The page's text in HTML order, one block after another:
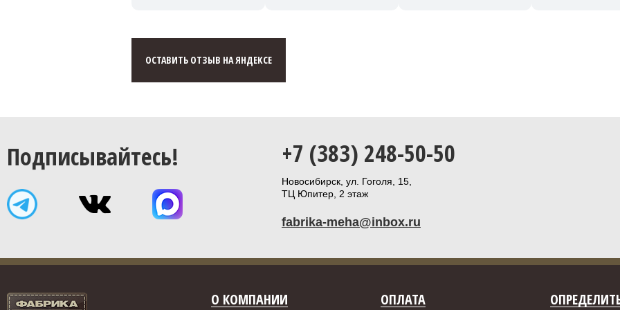
ОСТАВИТЬ ОТЗЫВ НА ЯНДЕКСЕ
Подписывайтесь! +7 (383) 248-50-50
Новосибирск, ул. Гоголя, 15,
ТЦ Юпитер, 2 этаж
fabrika-meha@inbox.ru
О КОМПАНИИ ОПЛАТА